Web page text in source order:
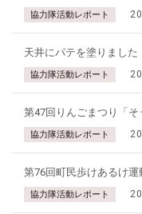
協力隊活動レポート
天井にパテを塗りました
協力隊活動レポート
第47回りんごまつり「そ
協力隊活動レポート
第76回町民歩けあるけ運
協力隊活動レポート